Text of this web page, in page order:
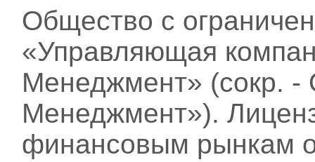
Общество с
«Управляющая
Менеджмент» (сокр.
Менеджмент»).
финансовым рынкам